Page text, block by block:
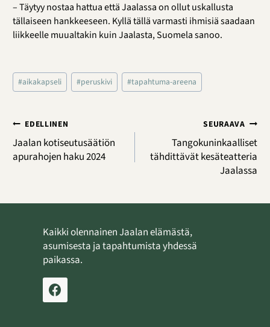
– Täytyy nostaa hattua että Jaalassa on ollut uskallusta
tällaiseen hankkeeseen. Kyllä tällä varmasti ihmisiä saadaan
liikkeelle muualtakin kuin Jaalasta, Suomela sanoo.
Avainsanat:
#aikakapseli #peruskivi #tapahtuma-areena
Artikkelien
selaus
EDELLINEN
Jaalan kotiseutusäätiön
apurahojen haku 2024
SEURAAVA
Tangokuninkaalliset
tähdittävät kesäteatteria
Jaalassa
Kaikki olennainen Jaalan elämästä,
asumisesta ja tapahtumista yhdessä
paikassa.